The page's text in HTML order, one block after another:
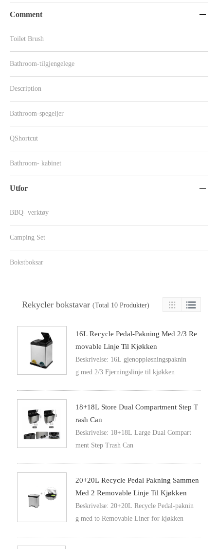
Comment 
Toilet Brush
Bathroom-tilgjengelege
Description
Bathroom-spegeljer
QShortcut
Bathroom- kabinet
Utfor 
BBQ- verktøy
Camping Set
Bokstboksar
Rekycler bokstavar (Total 10 Produkter)  
16L Recycle Pedal-Pakning Med 2/3 Re
Movable Linje Til Kjøkken
Beskrivelse: 16L gjenoppløsningspaknin
g med 2/3 Fjerningslinje til kjøkken
18+18L Store Dual Compartment Step T
Rash Can
Beskrivelse: 18+18L Large Dual Compart
ment Step Trash Can
20+20L Recycle Pedal Pakning Sammen
Med 2 Removable Linje Til Kjøkken
Beskrivelse: 20+20L Recycle Pedal-paknin
g med to Removable Liner for kjøkken